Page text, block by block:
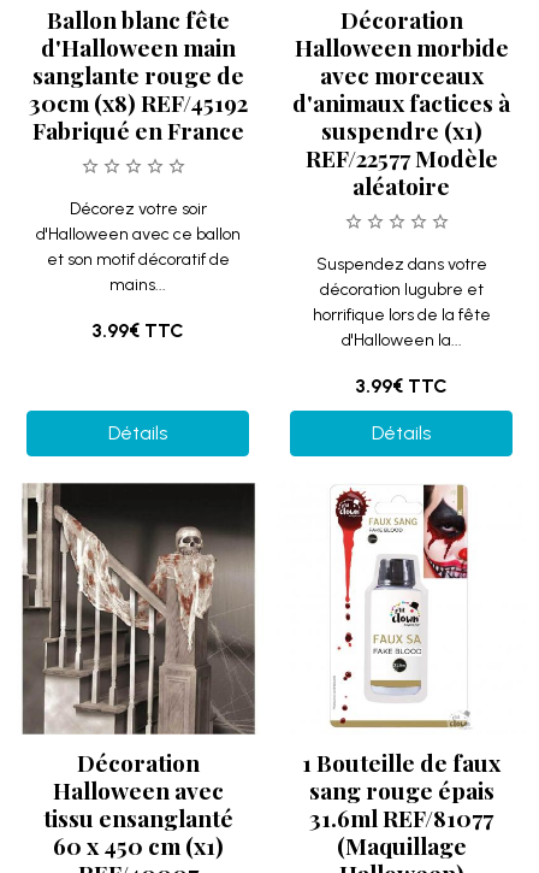
Ballon blanc fête
d'Halloween main
sanglante rouge de
30cm (x8) REF/45192
Fabriqué en France
Décorez votre soir
d'Halloween avec ce ballon
et son motif décoratif de
mains...
3.99€ TTC
Détails
Décoration
Halloween morbide
avec morceaux
d'animaux factices à
suspendre (x1)
REF/22577 Modèle
aléatoire
Suspendez dans votre
décoration lugubre et
horrifique lors de la fête
d'Halloween la...
3.99€ TTC
Détails
Décoration
Halloween avec
tissu ensanglanté
60 x 450 cm (x1)
1 Bouteille de faux
sang rouge épais
31.6ml REF/81077
(Maquillage